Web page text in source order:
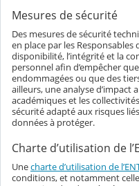
Mesures de sécurité
Des mesures de sécurité
en place par les
disponibilité, l’intégrité et la
personnel afin d’empêcher
endommagées ou que des
ailleurs, une analyse d’impact
académiques et les
sécurité adapté aux risques
données à protéger.
Charte d’utilisation de
Unecharte d’utilisation de
conditions, et notamment